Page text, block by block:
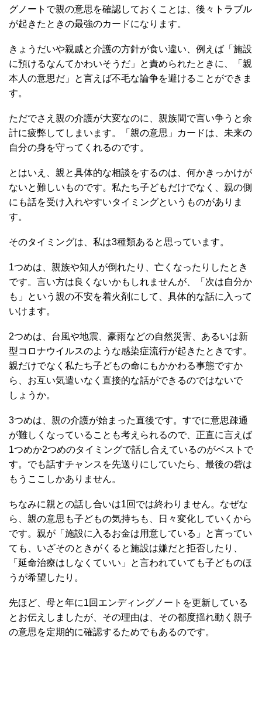
グノートで親の意思を確認しておくことは、後々トラブル
が起きたときの最強のカードになります。
きょうだいや親戚と介護の方針が食い違い、例えば「施設
に預けるなんてかわいそうだ」と責められたときに、「親
本人の意思だ」と言えば不毛な論争を避けることができま
す。
ただでさえ親の介護が大変なのに、親族間で言い争うと余
計に疲弊してしまいます。「親の意思」カードは、未来の
自分の身を守ってくれるのです。
とはいえ、親と具体的な相談をするのは、何かきっかけが
ないと難しいものです。私たち子どもだけでなく、親の側
にも話を受け入れやすいタイミングというものがありま
す。
そのタイミングは、私は3種類あると思っています。
1つめは、親族や知人が倒れたり、亡くなったりしたとき
です。言い方は良くないかもしれませんが、「次は自分か
も」という親の不安を着火剤にして、具体的な話に入って
いけます。
2つめは、台風や地震、豪雨などの自然災害、あるいは新
型コロナウイルスのような感染症流行が起きたときです。
親だけでなく私たち子どもの命にもかかわる事態ですか
ら、お互い気遣いなく直接的な話ができるのではないで
しょうか。
3つめは、親の介護が始まった直後です。すでに意思疎通
が難しくなっていることも考えられるので、正直に言えば
1つめか2つめのタイミングで話し合えているのがベストで
す。でも話すチャンスを先送りにしていたら、最後の砦は
もうここしかありません。
ちなみに親との話し合いは1回では終わりません。なぜな
ら、親の意思も子どもの気持ちも、日々変化していくから
です。親が「施設に入るお金は用意している」と言ってい
ても、いざそのときがくると施設は嫌だと拒否したり、
「延命治療はしなくていい」と言われていても子どものほ
うが希望したり。
先ほど、母と年に1回エンディングノートを更新している
とお伝えしましたが、その理由は、その都度揺れ動く親子
の意思を定期的に確認するためでもあるのです。